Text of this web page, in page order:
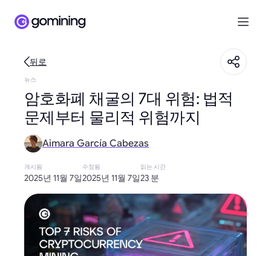
뒤로
뉴스
암호화폐 채굴의 7대 위험: 법적
문제부터 물리적 위험까지
Aimara García Cabezas
게시됨
2025년 11월 7일
수정됨
2025년 11월 7일
읽는 시간
23 분